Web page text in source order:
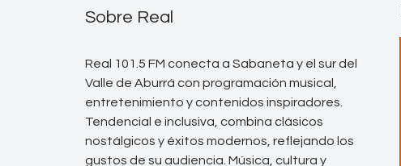
Sobre Real
Real 101.5 FM conecta a Sabaneta y el sur del
Valle de Aburrá con programación musical,
entretenimiento y contenidos inspiradores.
Tendencial e inclusiva, combina clásicos
nostálgicos y éxitos modernos, reflejando los
gustos de su audiencia. Música, cultura y